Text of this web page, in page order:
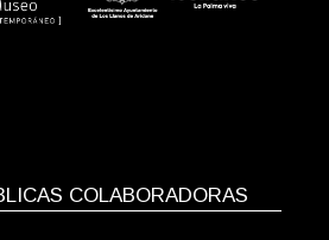
COLABORADORAS